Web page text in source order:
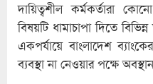
দায়িত্বশীল কর্মকর্তারা
বিষয়টি ধামাচাপা দিতে
একপর্যায়ে বাংলাদেশ
ব্যবস্থা না নেওয়ার পক্ষে